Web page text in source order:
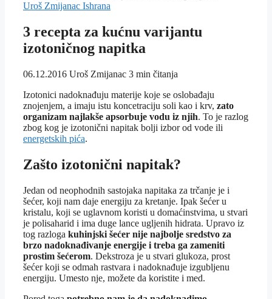
Uroš Zmijanac Ishrana
3 recepta za kućnu varijantu
izotoničnog napitka
06.12.2016 Uroš Zmijanac 3 min čitanja
Izotonici nadoknađuju materije koje se oslobađaju
znojenjem, a imaju istu koncetraciju soli kao i krv, zato
organizam najlakše apsorbuje vodu iz njih. To je razlog
zbog kog je izotonični napitak bolji izbor od vode ili
energetskih pića.
Zašto izotonični napitak?
Jedan od neophodnih sastojaka napitaka za trčanje je i
šećer, koji nam daje energiju za kretanje. Ipak šećer u
kristalu, koji se uglavnom koristi u domaćinstvima, u stvari
je polisaharid i ima duge lance ugljenih hidrata. Upravo iz
tog razloga kuhinjski šećer nije najbolje sredstvo za
brzo nadoknađivanje energije i treba ga zameniti
prostim šećerom. Dekstroza je u stvari glukoza, prost
šećer koji se odmah rastvara i nadoknađuje izgubljenu
energiju. Umesto nje, možete da koristite i med.